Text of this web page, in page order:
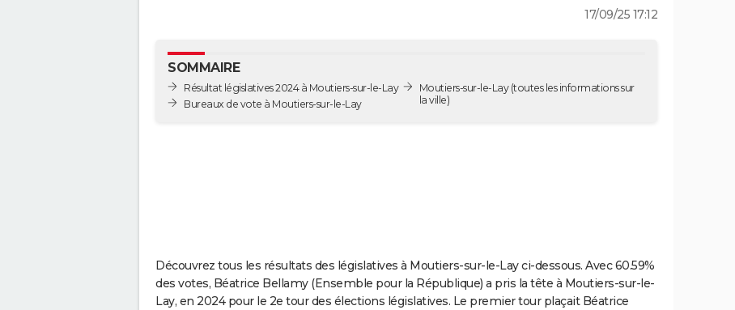
17/09/25 17:12
SOMMAIRE
Résultat législatives 2024 à Moutiers-sur-le-Lay
Bureaux de vote à Moutiers-sur-le-Lay
Moutiers-sur-le-Lay(toutes les informations sur
la ville)
Découvrez tous les résultats des législatives à Moutiers-sur-le-Lay ci-dessous. Avec 60.59%
des votes, Béatrice Bellamy (Ensemble pour la République) a pris la tête à Moutiers-sur-le-
Lay, en 2024 pour le 2e tour des élections législatives. Le premier tour plaçait Béatrice